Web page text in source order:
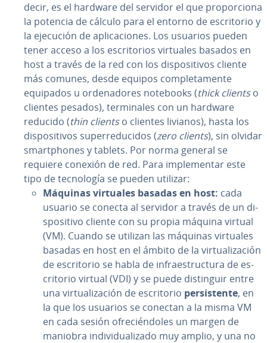
decir, es el hardware del servidor el que pro­po­r­cio­na
la potencia de cálculo para el entorno de es­cri­to­rio y
la ejecución de apli­ca­cio­nes. Los usuarios pueden
tener acceso a los es­cri­to­rios virtuales basados en
host a través de la red con los di­s­po­si­ti­vos cliente
más comunes, desde equipos co­m­ple­ta­me­n­te
equipados u or­de­na­do­res notebooks (thick clientso
clientes pesados), te­r­mi­na­les con un hardware
reducido (thin clientso clientes livianos), hasta los
di­s­po­si­ti­vos su­per­re­du­ci­dos (zero clients), sin olvidar
sma­r­t­pho­nes y tablets. Por norma general se
requiere conexión de red. Para im­ple­me­n­tar este
tipo de te­c­no­lo­gía se pueden utilizar:
Máquinas virtuales basadas en host: cada
usuario se conecta al servidor a través de un di­
s­po­si­ti­vo cliente con su propia máquina virtual
(VM). Cuando se utilizan las máquinas virtuales
basadas en host en el ámbito de la vi­r­tua­li­za­ción
de es­cri­to­rio se habla de in­frae­s­tru­c­tu­ra de es­
cri­to­rio virtual (VDI) y se puede di­s­ti­n­guir entre
una vi­r­tua­li­za­ción de es­cri­to­rio pe­r­si­s­te­n­te, en
la que los usuarios se conectan a la misma VM
en cada sesión ofre­cié­n­do­les un margen de
maniobra in­di­vi­dua­li­za­do muy amplio, y una no